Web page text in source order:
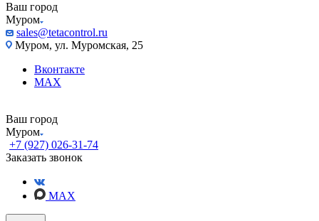
Ваш город
Муром
sales@tetacontrol.ru
Муром, ул. Муромская, 25
Вконтакте
MAX
Ваш город
Муром
+7 (927) 026-31-74
Заказать звонок
MAX